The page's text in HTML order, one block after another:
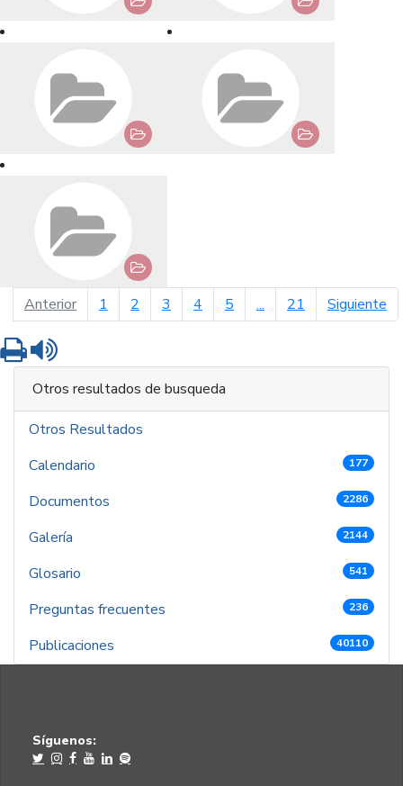
Anteriorpágina anterior
1 2 3 4 5 ... 21 Siguiente
Imprimir
Otros resultados de busqueda
Otros Resultados
Calendario
177
Documentos 2286
Galería 2144
Glosario 541
Preguntas frecuentes 236
Publicaciones 40110
Síguenos: